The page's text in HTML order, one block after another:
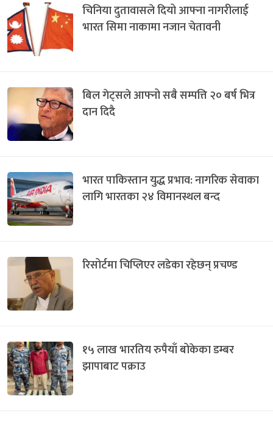
चिनिया दुतावासले दियो आफ्ना नागरीलाई
भारत सिमा नाकामा नजान चेतावनी
बिल गेट्सले आफ्नो सबै सम्पत्ति २० बर्ष भित्र
दान दिदै
भारत पाकिस्तान युद्ध प्रभाव: नागरिक सेवाका
लागि भारतका २४ विमानस्थल बन्द
रिसोर्टमा चिप्लिएर लडेका रहेछन् प्रचण्ड
१५ लाख भारतिय रुपैयाँ बोकेका डम्बर
झापाबाट पक्राउ